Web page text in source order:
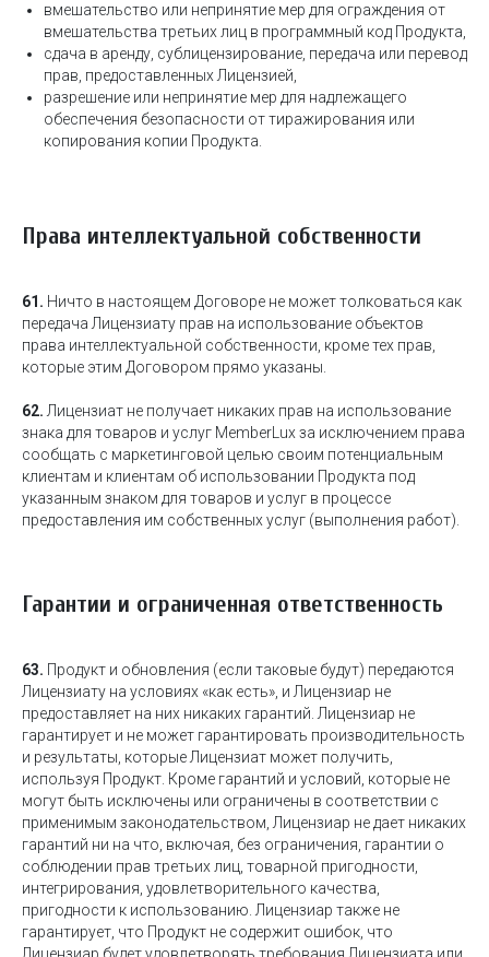
вмешательство или непринятие мер для ограждения от
вмешательства третьих лиц в программный код Продукта,
сдача в аренду, сублицензирование, передача или перевод
прав, предоставленных Лицензией,
разрешение или непринятие мер для надлежащего
обеспечения безопасности от тиражирования или
копирования копии Продукта.
Права интеллектуальной собственности
61. Ничто в настоящем Договоре не может толковаться как
передача Лицензиату прав на использование объектов
права интеллектуальной собственности, кроме тех прав,
которые этим Договором прямо указаны.
62. Лицензиат не получает никаких прав на использование
знака для товаров и услуг MemberLux за исключением права
сообщать с маркетинговой целью своим потенциальным
клиентам и клиентам об использовании Продукта под
указанным знаком для товаров и услуг в процессе
предоставления им собственных услуг (выполнения работ).
Гарантии и ограниченная ответственность
63. Продукт и обновления (если таковые будут) передаются
Лицензиату на условиях «как есть», и Лицензиар не
предоставляет на них никаких гарантий. Лицензиар не
гарантирует и не может гарантировать производительность
и результаты, которые Лицензиат может получить,
используя Продукт. Кроме гарантий и условий, которые не
могут быть исключены или ограничены в соответствии с
применимым законодательством, Лицензиар не дает никаких
гарантий ни на что, включая, без ограничения, гарантии о
соблюдении прав третьих лиц, товарной пригодности,
интегрирования, удовлетворительного качества,
пригодности к использованию. Лицензиар также не
гарантирует, что Продукт не содержит ошибок, что